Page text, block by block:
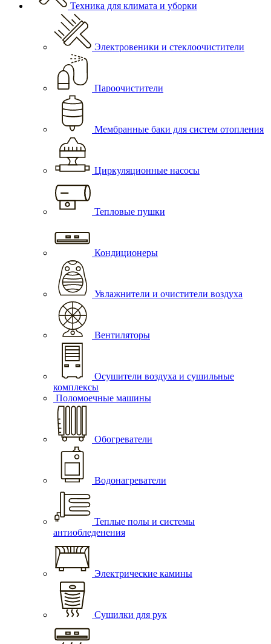
Техника для климата и уборки
Электровеники и стеклоочистители
Пароочистители
Мембранные баки для систем отопления
Циркуляционные насосы
Тепловые пушки
Кондиционеры
Увлажнители и очистители воздуха
Вентиляторы
Осушители воздуха и сушильные
комплексы
Поломоечные машины
Обогреватели
Водонагреватели
Теплые полы и системы
антиобледенения
Электрические камины
Сушилки для рук